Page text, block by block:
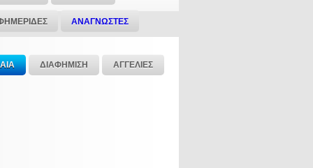
ΑΝΑΓΝΩΣΤΕΣ
ΔΙΑΦΗΜΙΣΗ ΑΓΓΕΛΙΕΣ